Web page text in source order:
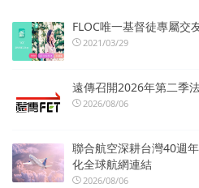
FLOC唯一基督徒專屬交
2021/03/29
遠傳召開2026年第二季
2026/08/06
聯合航空深耕台灣40週
化全球航網連結
2026/08/06